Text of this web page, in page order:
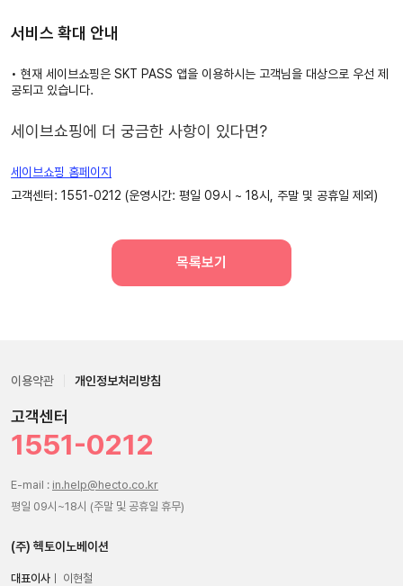
서비스 확대 안내
• 현재 세이브쇼핑은 SKT PASS 앱을 이용하시는 고객님을 대상으로 우선 제
공되고 있습니다.
세이브쇼핑에 더 궁금한 사항이 있다면?
세이브쇼핑 홈페이지
고객센터: 1551-0212 (운영시간: 평일 09시 ~ 18시, 주말 및 공휴일 제외)
목록보기
(주) 헥토이노베이션
대표이사 ㅣ 이현철
이용약관 개인정보처리방침
고객센터
1551-0212
E-mail : in.help@hecto.co.kr
평일 09시~18시 (주말 및 공휴일 휴무)